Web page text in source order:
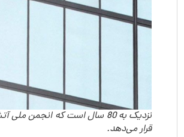
قرار می‎‌دهد.